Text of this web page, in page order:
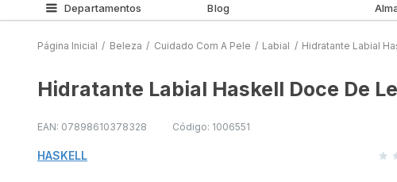
Departamentos Blog
Página Inicial / Beleza / Cuidado Com A Pele / Labial / Hidratante Labial
Hidratante Labial Haskell Doce De
EAN: 07898610378328 Código: 1006551
HASKELL